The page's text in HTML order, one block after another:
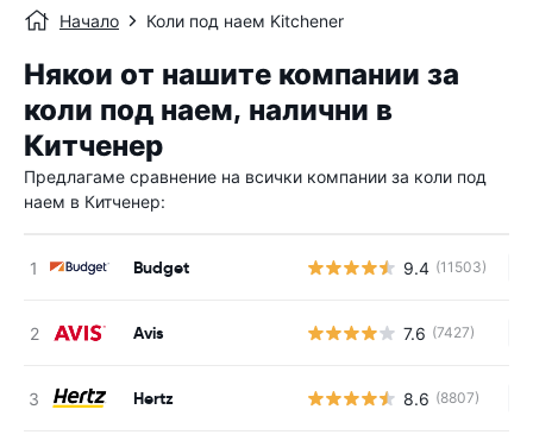
Начало Коли под наем Kitchener
Някои от нашите компании за
коли под наем, налични в
Китченер
Предлагаме сравнение на всички компании за коли под
наем в Китченер:
Budget 9.4 (11503)
Avis 7.6 (7427)
Hertz 8.6 (8807)